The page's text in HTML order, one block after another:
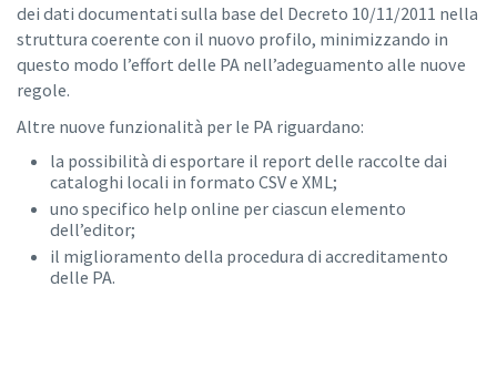
dei dati documentati sulla base del Decreto 10/11/2011 nella
struttura coerente con il nuovo profilo, minimizzando in
questo modo l’effort delle PA nell’adeguamento alle nuove
regole.
Altre nuove funzionalità per le PA riguardano:
la possibilità di esportare il report delle raccolte dai
cataloghi locali in formato CSV e XML;
uno specifico help online per ciascun elemento
dell’editor;
il miglioramento della procedura di accreditamento
delle PA.